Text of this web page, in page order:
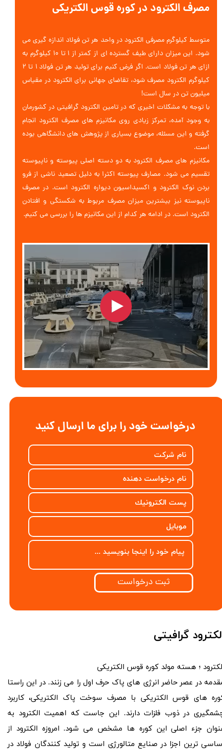
مصرف الکترود در کوره قوس الکتریکی
متوسط کیلوگرم مصرفی الکترود در واحد هر تن فولاد اندازه گیری می
شود. این میزان دارای طیف گسترده ای از کمتر از ۱ تا ۱۰ کیلوگرم به
ازای هر تن فولاد است. اگر فرض کنیم برای تولید هر تن فولاد ۱ تا ۲
کیلوگرم الکترود مصرف شود، تقاضای جهانی برای الکترود در مقیاس
میلیون تن در سال است!
با توجه به مشکلات اخیری که در تامین الکترود گرافیتی در کشورمان
به وجود آمده، تمرکز زیادی روی مکانیزم های مصرف الکترود انجام
گرفته و این مسئله، موضوع بسیاری از پژوهش های دانشگاهی بوده
است.
مکانیزم های مصرف الکترود به دو دسته اصلی پیوسته و ناپیوسته
تقسیم می شود. مصارف پیوسته اکثرا به دلیل تصعید ناشی از فرو
بردن نوک الکترود و اکسیداسیون دیواره الکترود است. در مصرف
ناپیوسته نیز بیشترین میزان مصرف مربوط به شکستگی و افتادن
الکترود است. در ادامه هر کدام از این مکانیزم ها را بررسی می کنیم.
ثبت درخواست
درخواست خود را برای ما ارسال کنید
گرافیتی
؛ هسته مولد کوره قوس الکتریکی
در عصر حاضر انرژی های پاک حرف اول را می زنند. در این راستا
های قوس الکتریکی با مصرف سوخت پاک الکتریکی، کاربرد
در ذوب فلزات دارند. این جاست که اهمیت الکترود به
جزء اصلی این کوره ها مشخص می شود. امروزه الکترود از
ترین اجزا در صنایع متالورژی است و تولید کنندگان فولاد در